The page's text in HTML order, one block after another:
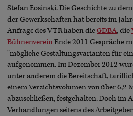
Stefan Rosinski. Die Geschichte zu
der Gewerkschaften hat bereits im
Anfrage des VTR haben dieGDBA, die
BühnenvereinEnde 2011 Gespräche
"mögliche Gestaltungsvarianten für
aufgenommen. Im Dezember 2012
unter anderem die Bereitschaft,
einem Verzichtsvolumen von über 6,2
abzuschließen, festgehalten. Doch im
Verhandlungen seitens des